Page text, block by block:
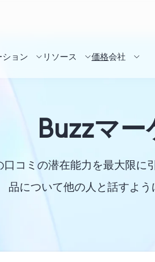
ション リソース 価格会社
Buzzマ
コミの潜在能力を最大限
品について他の人と話すよう